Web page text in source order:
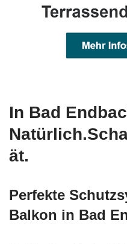
In Bad
ät.
Perfekte
Balkon in Bad